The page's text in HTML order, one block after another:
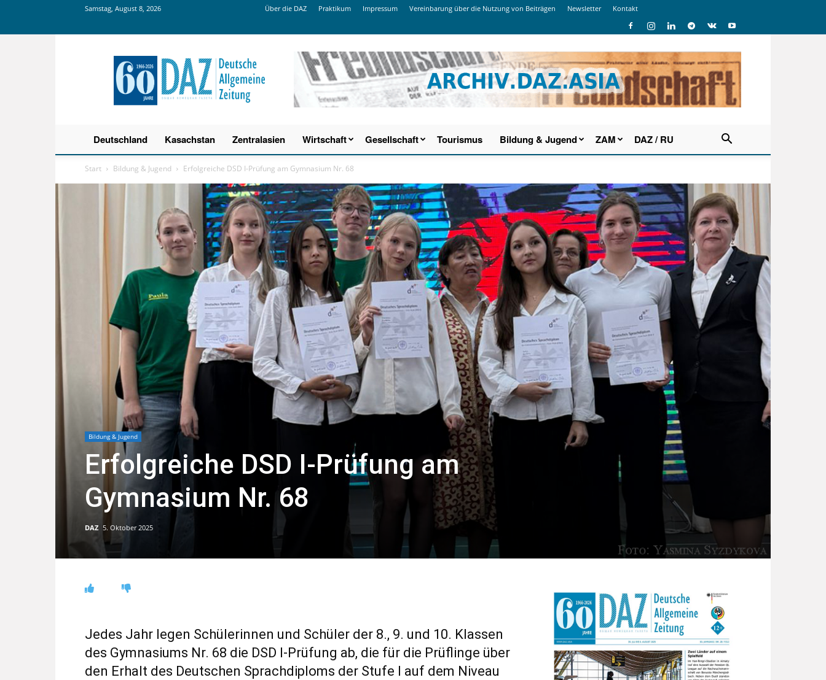
Samstag, August 8, 2026 Über die DAZ Praktikum Impressum Vereinbarung über die Nutzung von Beiträgen Newsletter Kontakt
Deutsche
Allgemeine
Zeitung
Deutschland Kasachstan Zentralasien Wirtschaft Gesellschaft Tourismus Bildung & Jugend ZAM DAZ / RU
Start Bildung & Jugend Erfolgreiche DSD I-Prüfung am Gymnasium Nr. 68
Bildung & Jugend
Erfolgreiche DSD I-Prüfung am
Gymnasium Nr. 68
DAZ 5. Oktober 2025
Jedes Jahr legen Schülerinnen und Schüler der 8., 9. und 10. Klassen
des Gymnasiums Nr. 68 die DSD I-Prüfung ab, die für die Prüflinge über
den Erhalt des Deutschen Sprachdiploms der Stufe I auf dem Niveau